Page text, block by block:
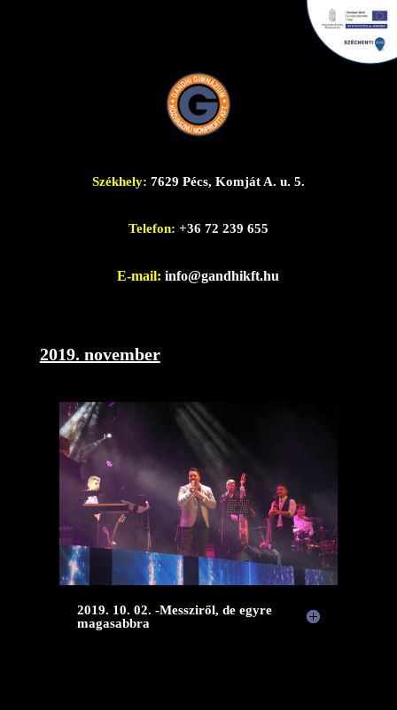
Székhely: 7629 Pécs, Komját A. u. 5.
Telefon: +36 72 239 655
E-mail: info@gandhikft.hu
2019. november
2019. 10. 02. -Messziről, de egyre
magasabbra